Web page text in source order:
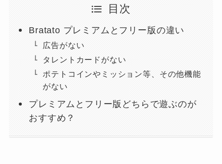
目次
Bratato プレミアムとフリー版の違い
広告がない
タレントカードがない
ポテトコインやミッション等、その他機能
がない
プレミアムとフリー版どちらで遊ぶのが
おすすめ？